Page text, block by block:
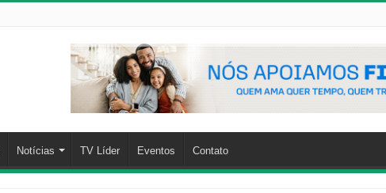
Notícias TV Líder Eventos Contato